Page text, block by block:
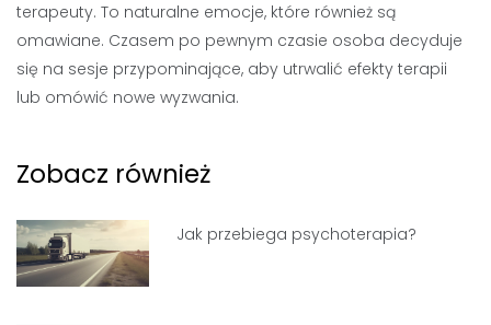
terapeuty. To naturalne emocje, które również są
omawiane. Czasem po pewnym czasie osoba decyduje
się na sesje przypominające, aby utrwalić efekty terapii
lub omówić nowe wyzwania.
Zobacz również
Jak przebiega psychoterapia?